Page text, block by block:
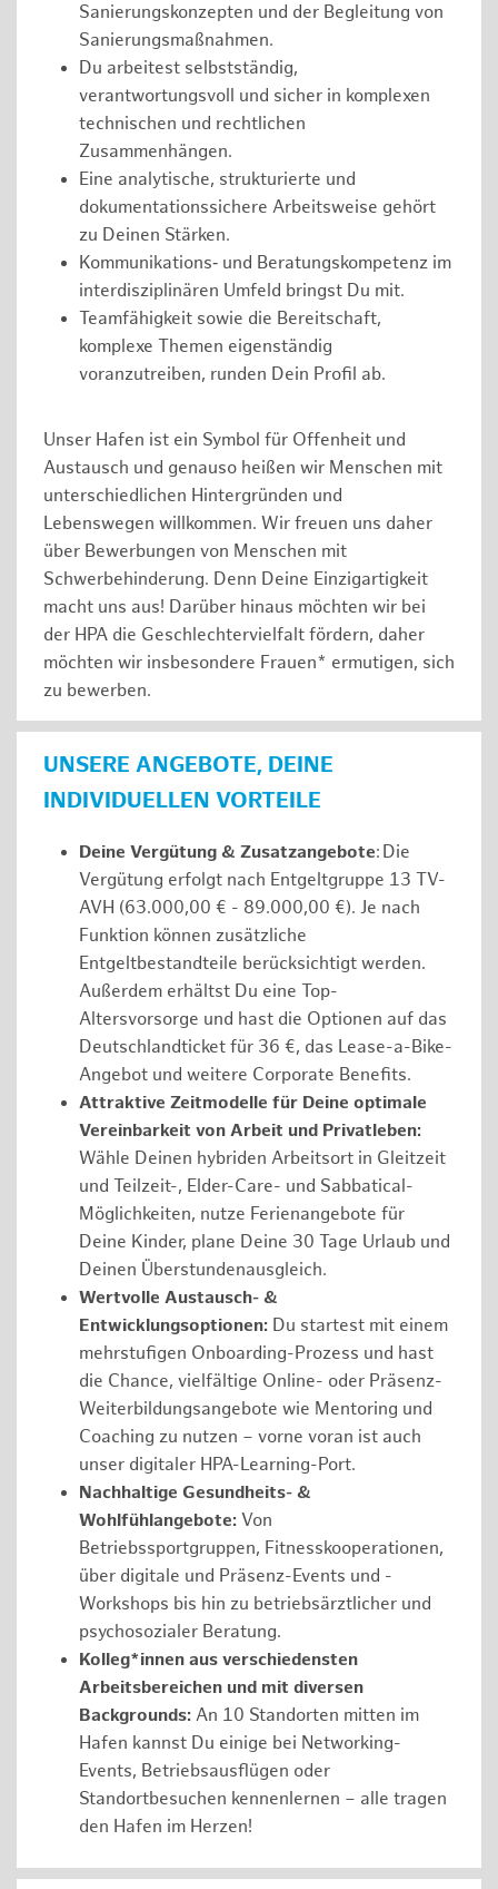
Sanierungskonzepten und der Begleitung von
Sanierungsmaßnahmen.
Du arbeitest selbstständig,
verantwortungsvoll und sicher in komplexen
technischen und rechtlichen
Zusammenhängen.
Eine analytische, strukturierte und
dokumentationssichere Arbeitsweise gehört
zu Deinen Stärken.
Kommunikations‑ und Beratungskompetenz im
interdisziplinären Umfeld bringst Du mit.
Teamfähigkeit sowie die Bereitschaft,
komplexe Themen eigenständig
voranzutreiben, runden Dein Profil ab.
Unser Hafen ist ein Symbol für Offenheit und
Austausch und genauso heißen wir Menschen mit
unterschiedlichen Hintergründen und
Lebenswegen willkommen. Wir freuen uns daher
über Bewerbungen von Menschen mit
Schwerbehinderung. Denn Deine Einzigartigkeit
macht uns aus! Darüber hinaus möchten wir bei
der HPA die Geschlechtervielfalt fördern, daher
möchten wir insbesondere Frauen* ermutigen, sich
zu bewerben.
UNSERE ANGEBOTE, DEINE
INDIVIDUELLEN VORTEILE
Deine Vergütung & Zusatzangebote: Die
Vergütung erfolgt nach Entgeltgruppe 13 TV-
AVH (63.000,00 € - 89.000,00 €). Je nach
Funktion können zusätzliche
Entgeltbestandteile berücksichtigt werden.
Außerdem erhältst Du eine Top-
Altersvorsorge und hast die Optionen auf das
Deutschlandticket für 36 €, das Lease-a-Bike-
Angebot und weitere Corporate Benefits.
Attraktive Zeitmodelle für Deine optimale
Vereinbarkeit von Arbeit und Privatleben:
Wähle Deinen hybriden Arbeitsort in Gleitzeit
und Teilzeit-, Elder-Care- und Sabbatical-
Möglichkeiten, nutze Ferienangebote für
Deine Kinder, plane Deine 30 Tage Urlaub und
Deinen Überstundenausgleich.
Wertvolle Austausch- &
Entwicklungsoptionen: Du startest mit einem
mehrstufigen Onboarding-Prozess und hast
die Chance, vielfältige Online- oder Präsenz-
Weiterbildungsangebote wie Mentoring und
Coaching zu nutzen – vorne voran ist auch
unser digitaler HPA-Learning-Port.
Nachhaltige Gesundheits- &
Wohlfühlangebote: Von
Betriebssportgruppen, Fitnesskooperationen,
über digitale und Präsenz-Events und -
Workshops bis hin zu betriebsärztlicher und
psychosozialer Beratung.
Kolleg*innen aus verschiedensten
Arbeitsbereichen und mit diversen
Backgrounds: An 10 Standorten mitten im
Hafen kannst Du einige bei Networking-
Events, Betriebsausflügen oder
Standortbesuchen kennenlernen – alle tragen
den Hafen im Herzen!